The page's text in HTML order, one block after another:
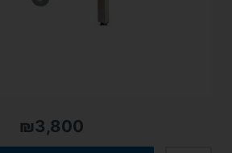
₪3,800